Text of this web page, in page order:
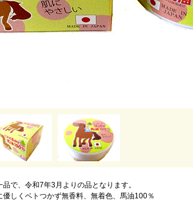
で、令和7年3月よりの品となります。
しくベトつかず無香料、無着色、馬油100％